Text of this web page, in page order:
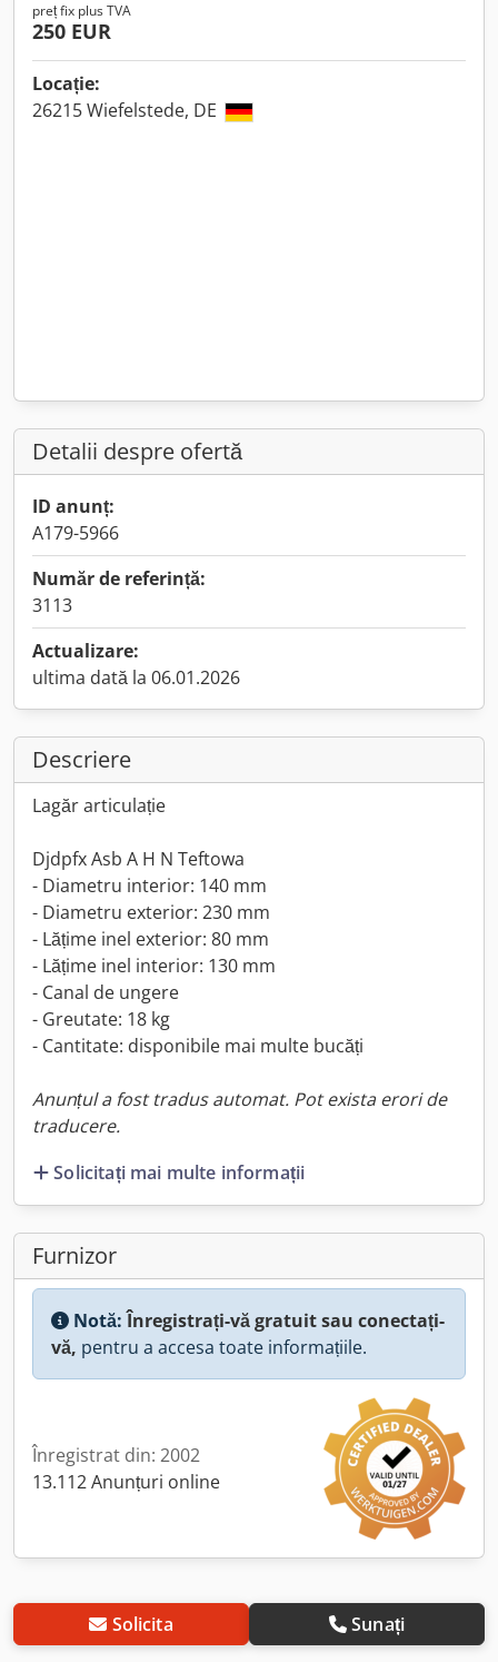
preț fix plus TVA
250 EUR
Locație:
26215 Wiefelstede, DE
Detalii despre ofertă
ID anunț:
A179-5966
Număr de referință:
3113
Actualizare:
ultima dată la 06.01.2026
Descriere
Lagăr articulație
Djdpfx Asb A H N Teftowa
- Diametru interior: 140 mm
- Diametru exterior: 230 mm
- Lățime inel exterior: 80 mm
- Lățime inel interior: 130 mm
- Canal de ungere
- Greutate: 18 kg
- Cantitate: disponibile mai multe bucăți
Anunțul a fost tradus automat. Pot exista erori de
traducere.
Solicitați mai multe informații
Furnizor
Notă:Înregistrați-vă gratuit sau conectați-
vă, pentru a accesa toate informațiile.
Înregistrat din: 2002
13.112 Anunțuri online
Solicita Sunați